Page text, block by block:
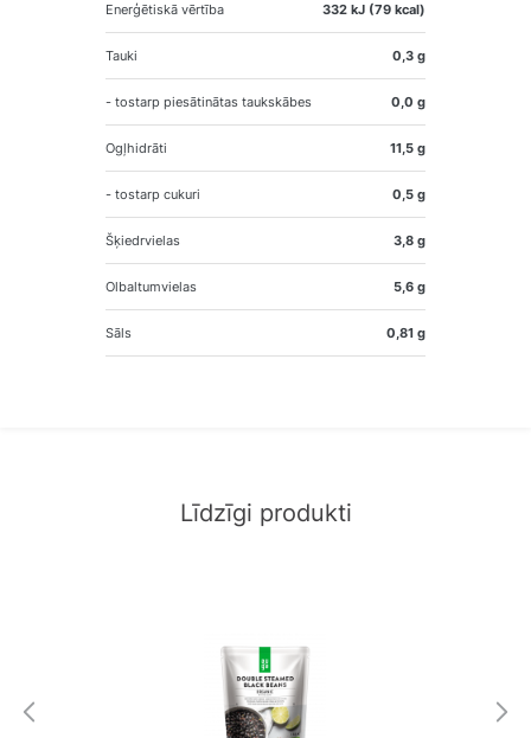
Enerģētiskā vērtība 332 kJ (79 kcal)
Tauki 0,3 g
- tostarp piesātinātas taukskābes 0,0 g
Ogļhidrāti 11,5 g
- tostarp cukuri 0,5 g
Šķiedrvielas 3,8 g
Olbaltumvielas 5,6 g
Sāls 0,81 g
Līdzīgi produkti